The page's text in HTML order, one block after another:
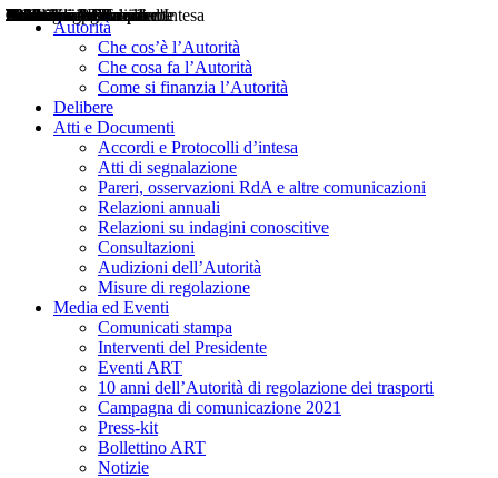
Autorità
Che cos’è l’Autorità
Che cosa fa l’Autorità
Come si finanzia l’Autorità
Delibere
Atti e Documenti
Accordi e Protocolli d’intesa
Atti di segnalazione
Pareri, osservazioni RdA e altre comunicazioni
Relazioni annuali
Relazioni su indagini conoscitive
Consultazioni
Audizioni dell’Autorità
Misure di regolazione
Media ed Eventi
Comunicati stampa
Interventi del Presidente
Eventi ART
10 anni dell’Autorità di regolazione dei trasporti
Campagna di comunicazione 2021
Press-kit
Bollettino ART
Notizie
Delibere
Pareri
Consultazioni
Audizioni
Atti di Segnalazione
Accordi e Protocolli d'Intesa
Relazioni annuali
Misure di regolazione
Notizie
Comunicati Stampa
Bollettini ART
Convegni ART
Interviste del Presidente
Articoli in primo piano
Interventi del Presidente
2004
2005
2010
2013
2014
2015
2016
2017
2018
2019
202
2020
2021
2022
2023
2024
2025
2026
Aereo
Marittimo
Terrestre